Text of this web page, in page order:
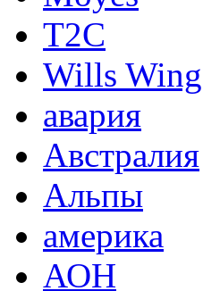
T2C
Wills Wing
авария
Австралия
Альпы
америка
АОН